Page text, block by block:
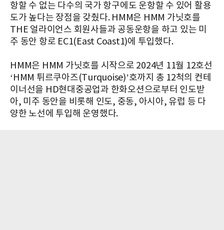
항할 수 없는 다수의 국가 항구에도 운항할 수 있어 활용
도가 높다는 장점을 갖췄다. HMM은 HMM 가닛호를
THE 얼라이언스 회원사들과 공동운항을 하고 있는 미
주 동안 항로 EC1(East Coast1)에 투입했다.
HMM은 HMM 가닛호를 시작으로 2024년 11월 12호선
‘HMM 튀르쿠아즈(Turquoise)’호까지 총 12척의 컨테
이너선을 HD현대중공업과 한화오션으로부터 인도받
아, 미주 동안을 비롯해 인도, 중동, 아시아, 유럽 등 다
양한 노선에 투입해 운영했다.